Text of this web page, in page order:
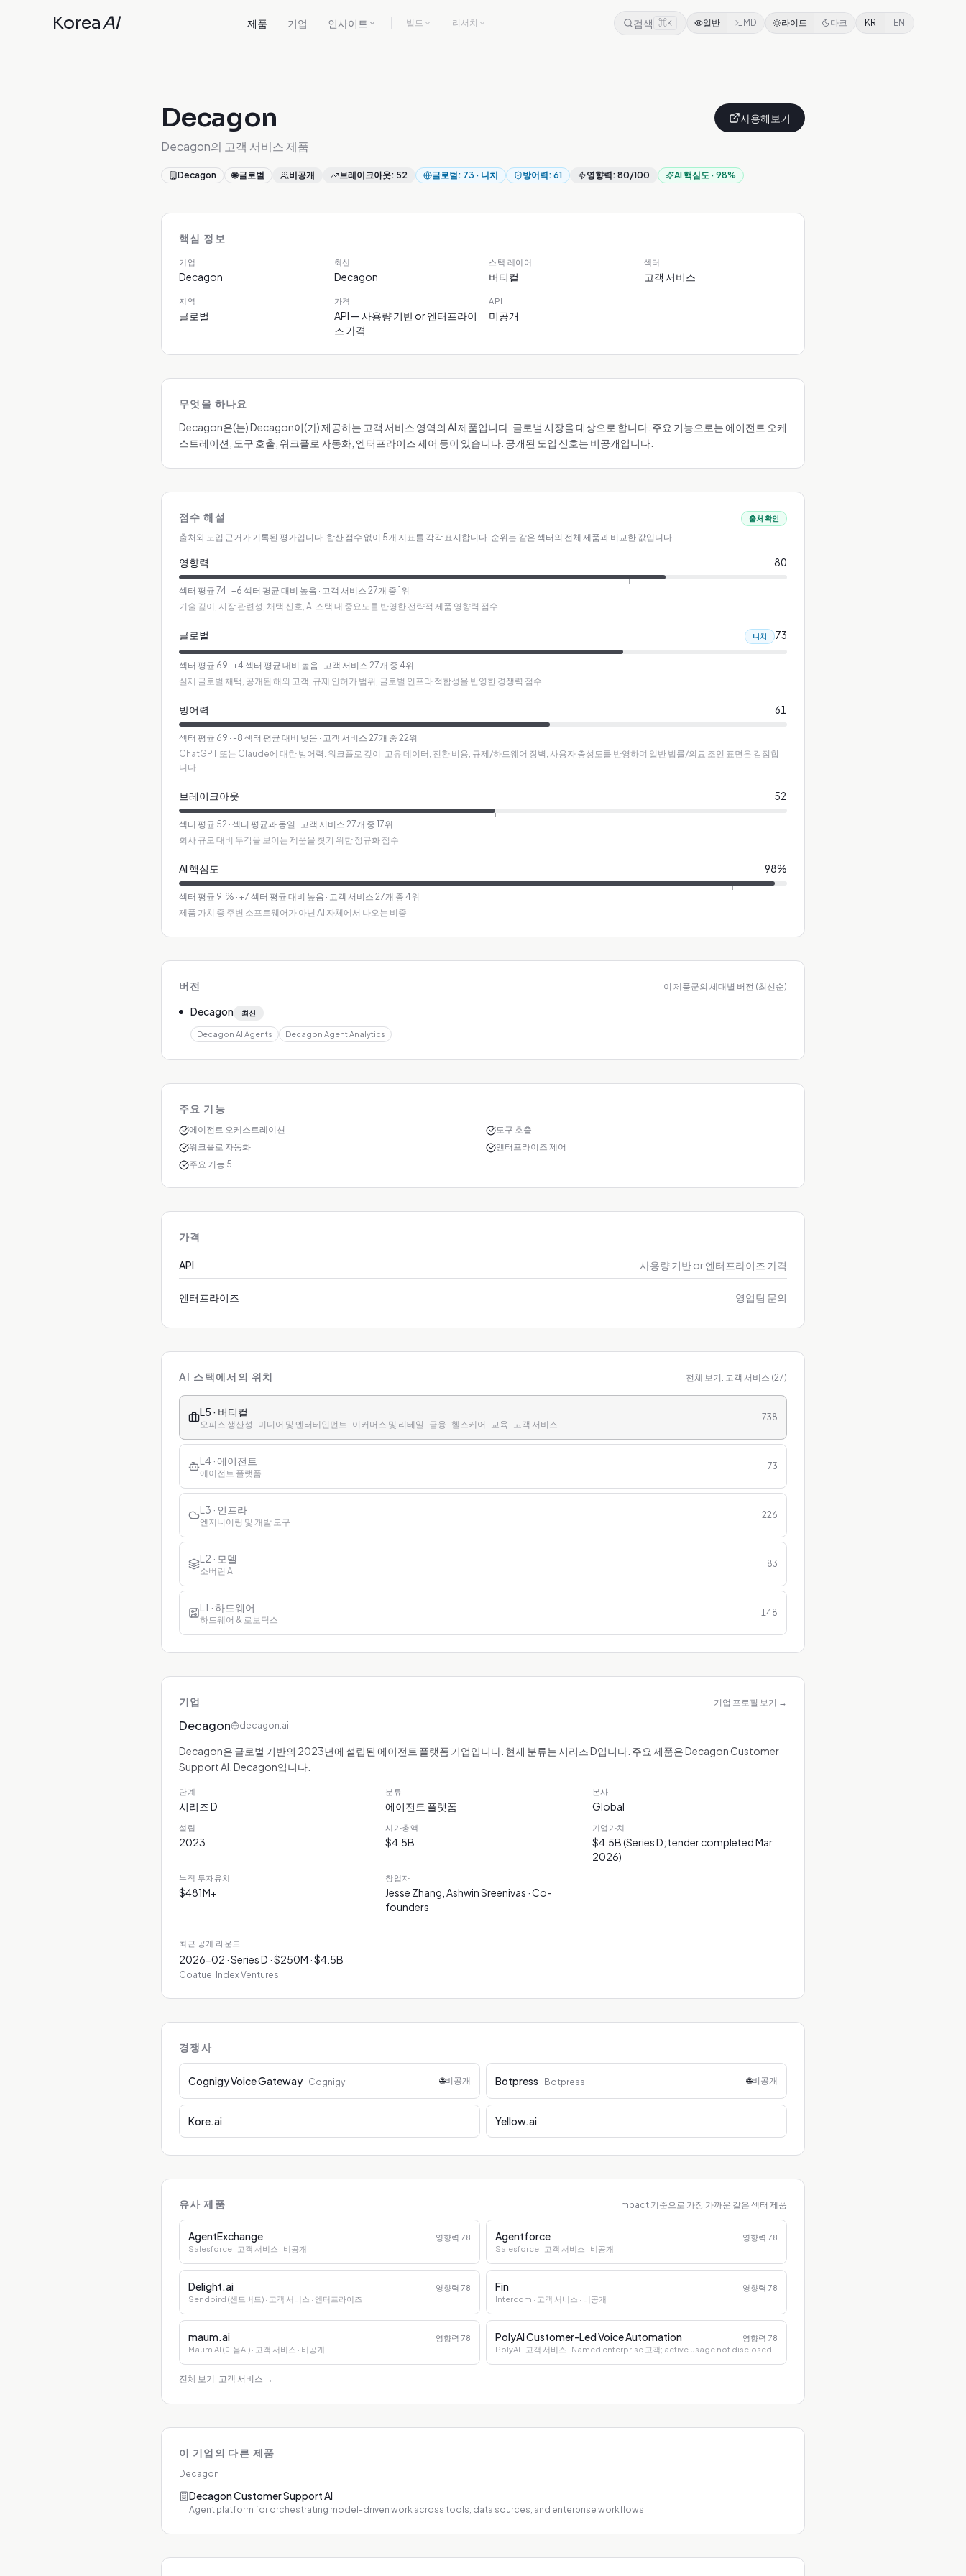
KoreaAI 제품 기업 인사이트 빌드 리서치 검색 ⌘K 일반 MD 라이트 다크 KR EN
Decagon
Decagon의 고객 서비스 제품
사용해보기
Decagon 🌐글로벌 비공개 브레이크아웃: 52 글로벌: 73 · 니치 방어력: 61 영향력: 80/100 AI 핵심도 · 98%
핵심 정보
기업
Decagon
최신
Decagon
스택 레이어
버티컬
섹터
고객 서비스
지역
글로벌
가격
API — 사용량 기반 or 엔터프라이
즈 가격
API
미공개
무엇을 하나요
Decagon은(는) Decagon이(가) 제공하는 고객 서비스 영역의 AI 제품입니다. 글로벌 시장을 대상으로 합니다. 주요 기능으로는 에이전트 오케
스트레이션, 도구 호출, 워크플로 자동화, 엔터프라이즈 제어 등이 있습니다. 공개된 도입 신호는 비공개입니다.
점수 해설 출처 확인
출처와 도입 근거가 기록된 평가입니다. 합산 점수 없이 5개 지표를 각각 표시합니다. 순위는 같은 섹터의 전체 제품과 비교한 값입니다.
영향력 80
섹터 평균 74 · +6 섹터 평균 대비 높음 · 고객 서비스 27개 중 1위
기술 깊이, 시장 관련성, 채택 신호, AI 스택 내 중요도를 반영한 전략적 제품 영향력 점수
글로벌 니치 73
섹터 평균 69 · +4 섹터 평균 대비 높음 · 고객 서비스 27개 중 4위
실제 글로벌 채택, 공개된 해외 고객, 규제 인허가 범위, 글로벌 인프라 적합성을 반영한 경쟁력 점수
방어력 61
섹터 평균 69 · -8 섹터 평균 대비 낮음 · 고객 서비스 27개 중 22위
ChatGPT 또는 Claude에 대한 방어력. 워크플로 깊이, 고유 데이터, 전환 비용, 규제/하드웨어 장벽, 사용자 충성도를 반영하며 일반 법률/의료 조언 표면은 감점합
니다
브레이크아웃 52
섹터 평균 52 · 섹터 평균과 동일 · 고객 서비스 27개 중 17위
회사 규모 대비 두각을 보이는 제품을 찾기 위한 정규화 점수
AI 핵심도 98%
섹터 평균 91 % · +7 섹터 평균 대비 높음 · 고객 서비스 27개 중 4위
제품 가치 중 주변 소프트웨어가 아닌 AI 자체에서 나오는 비중
버전 이 제품군의 세대별 버전 (최신순)
Decagon 최신
Decagon AI Agents Decagon Agent Analytics
주요 기능
에이전트 오케스트레이션
도구 호출
워크플로 자동화
엔터프라이즈 제어
주요 기능 5
가격
API 사용량 기반 or 엔터프라이즈 가격
엔터프라이즈 영업팀 문의
AI 스택에서의 위치 전체 보기: 고객 서비스 (27)
L5 · 버티컬
오피스 생산성 · 미디어 및 엔터테인먼트 · 이커머스 및 리테일 · 금융 · 헬스케어 · 교육 · 고객 서비스
738
L4 · 에이전트
에이전트 플랫폼
73
L3 · 인프라
엔지니어링 및 개발 도구
226
L2 · 모델
소버린 AI
83
L1 · 하드웨어
하드웨어 & 로보틱스
148
기업 기업 프로필 보기 →
Decagon decagon.ai
Decagon은 글로벌 기반의 2023년에 설립된 에이전트 플랫폼 기업입니다. 현재 분류는 시리즈 D입니다. 주요 제품은 Decagon Customer
Support AI, Decagon입니다.
단계
시리즈 D
분류
에이전트 플랫폼
본사
Global
설립
2023
시가총액
$4.5B
기업가치
$4.5B (Series D; tender completed Mar
2026)
누적 투자유치
$481M+
창업자
Jesse Zhang, Ashwin Sreenivas · Co-
founders
최근 공개 라운드
2026-02 · Series D · $250M · $4.5B
Coatue, Index Ventures
경쟁사
Cognigy Voice Gateway Cognigy 🌐비공개 Botpress Botpress 🌐비공개
Kore.ai Yellow.ai
유사 제품 Impact 기준으로 가장 가까운 같은 섹터 제품
AgentExchange 영향력 78
Salesforce · 고객 서비스 · 비공개
Agentforce 영향력 78
Salesforce · 고객 서비스 · 비공개
Delight.ai 영향력 78
Sendbird (센드버드) · 고객 서비스 · 엔터프라이즈
Fin 영향력 78
Intercom · 고객 서비스 · 비공개
maum.ai 영향력 78
Maum AI (마음AI) · 고객 서비스 · 비공개
PolyAI Customer-Led Voice Automation 영향력 78
PolyAI · 고객 서비스 · Named enterprise 고객; active usage not disclosed
전체 보기: 고객 서비스 →
이 기업의 다른 제품
Decagon
Decagon Customer Support AI
Agent platform for orchestrating model-driven work across tools, data sources, and enterprise workflows.